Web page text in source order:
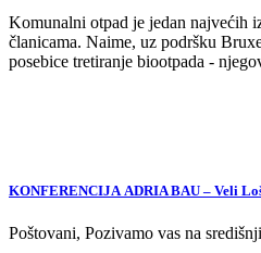
Komunalni otpad je jedan najvećih
članicama. Naime, uz podršku
posebice tretiranje biootpada -
KONFERENCIJA ADRIA BAU – Veli
Poštovani, Pozivamo vas na